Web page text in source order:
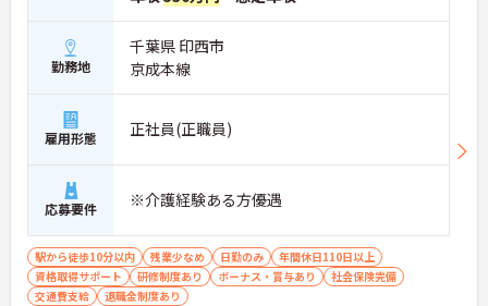
勤務地
千葉県 印西市
京成本線
雇用形態 正社員(正職員)
応募要件 ※介護経験ある方優遇
駅から徒歩10分以内 残業少なめ 日勤のみ
年間休日110日以上
資格取得サポート
研修制度あり ボーナス・賞与あり
社会保険完備
交通費支給
退職金制度あり